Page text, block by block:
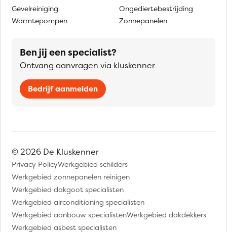
Gevelreiniging
Warmtepompen
Ongediertebestrijding
Zonnepanelen
Ben jij een specialist?
Ontvang aanvragen via kluskenner
Bedrijf aanmelden
© 2026 De Kluskenner
Privacy PolicyWerkgebied schilders
Werkgebied zonnepanelen reinigen
Werkgebied dakgoot specialisten
Werkgebied airconditioning specialisten
Werkgebied aanbouw specialistenWerkgebied dakdekkers
Werkgebied asbest specialisten